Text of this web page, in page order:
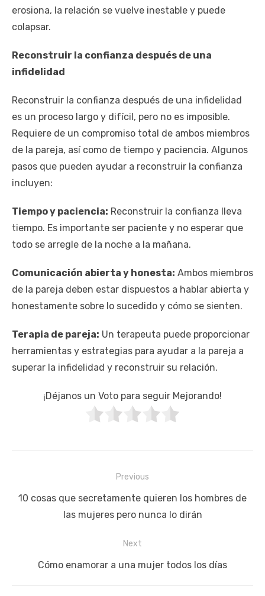
erosiona, la relación se vuelve inestable y puede
colapsar.
Reconstruir la confianza después de una
infidelidad
Reconstruir la confianza después de una infidelidad
es un proceso largo y difícil, pero no es imposible.
Requiere de un compromiso total de ambos miembros
de la pareja, así como de tiempo y paciencia. Algunos
pasos que pueden ayudar a reconstruir la confianza
incluyen:
Tiempo y paciencia: Reconstruir la confianza lleva
tiempo. Es importante ser paciente y no esperar que
todo se arregle de la noche a la mañana.
Comunicación abierta y honesta: Ambos miembros
de la pareja deben estar dispuestos a hablar abierta y
honestamente sobre lo sucedido y cómo se sienten.
Terapia de pareja: Un terapeuta puede proporcionar
herramientas y estrategias para ayudar a la pareja a
superar la infidelidad y reconstruir su relación.
¡Déjanos un Voto para seguir Mejorando!
de
Previous
Previous
10 cosas que secretamente quieren los hombres de
las mujeres pero nunca lo dirán
Next
Next
Cómo enamorar a una mujer todos los días